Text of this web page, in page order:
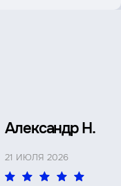
Александр Н.
21 ИЮЛЯ 2026